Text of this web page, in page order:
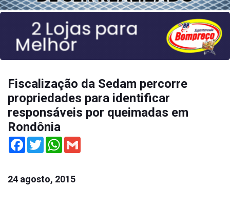
Fiscalização da Sedam percorre
propriedades para identificar
responsáveis por queimadas em
Rondônia
Facebook
TwitterWhatsApp
24 agosto, 2015